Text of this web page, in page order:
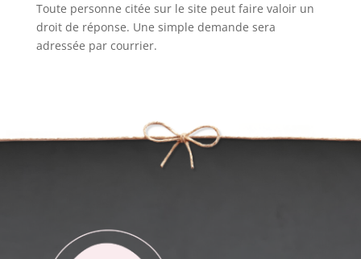
Toute personne citée sur le site peut faire valoir un
droit de réponse. Une simple demande sera
adressée par courrier.